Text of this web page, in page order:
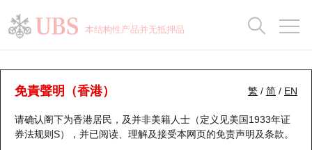
本结构性产品并无抵押品
繁 / 简 / EN
免責聲明（香港）
请确认阁下为香港居民，及并非美籍人士（定义见美国1933年证
券法规则S），并已阅读、理解及接受本网页的免责声明及条款。
认股证分析仪
表现 街货统计 比较
瑞银认股证一览
新发行瑞银认股证
街货统计
比较
牛熊全景快搜
牛熊证搜寻
街货统计
比较
十大升幅/跌幅
十大认股证成交分布
正股分析仪
二十大活跃股份
持股比重
显示所有持股比重
每月轮证大市专题
轮证专栏